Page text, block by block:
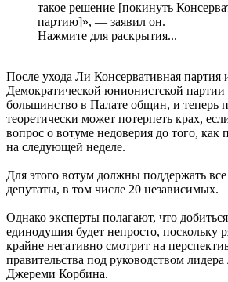
такое решение [покинуть
партию]», — заявил он.
Нажмите для раскрытия...
После ухода Ли Консервативная партия
Демократической юнионистской партии
большинство в Палате общин, и теперь
теоретически может потерпеть крах,
вопрос о вотуме недоверия до того, как
на следующей неделе.
Для этого вотум должны поддержать
депутаты, в том числе 20 независимых.
Однако эксперты полагают, что
единодушия будет непросто, поскольку
крайне негативно смотрит на
правительства под руководством лидера
Джереми Корбина.